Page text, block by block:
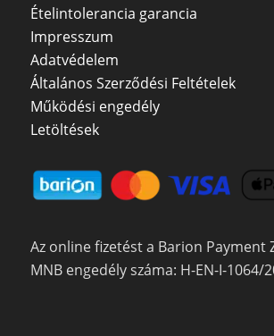
Ételintolerancia garancia
Impresszum
Adatvédelem
Általános Szerződési Feltételek
Működési engedély
Letöltések
Az online fizetést a Barion Payment
MNB engedély száma: H-EN-I-1064/